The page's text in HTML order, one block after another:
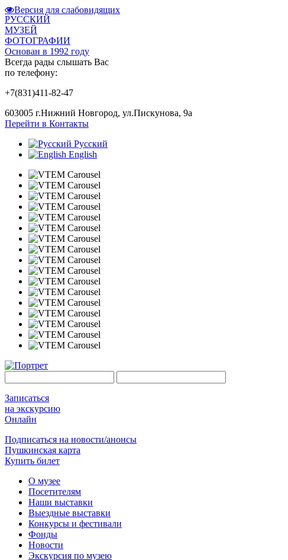
Версия для слабовидящих
РУССКИЙ
МУЗЕЙ
ФОТОГРАФИИ
Основан в 1992 году
Всегда рады слышать Вас
по телефону:
+7(831)411-82-47
603005 г.Нижний Новгород, ул.Пискунова, 9а
Перейти в Контакты
Русский
English
Записаться
на экскурсию
Онлайн
Подписаться на новости/анонсы
Пушкинская карта
Купить билет
О музее
Посетителям
Наши выставки
Выездные выставки
Конкурсы и фестивали
Фонды
Новости
Экскурсия по музею